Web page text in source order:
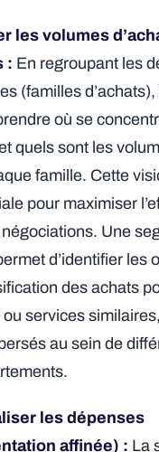
les volumes
: En regroupant les
(familles
où se
quels sont les
famille. Cette
pour maximiser
négociations. Une
d’identifier les
des achats
services
au sein de
les dépenses
affinée) : La